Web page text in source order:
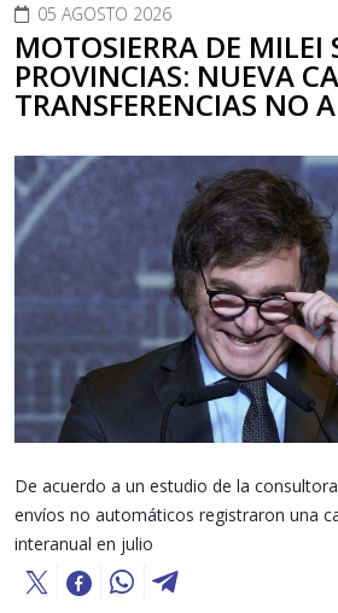
05 AGOSTO 2026
MOTOSIERRA DE MILEI
PROVINCIAS: NUEVA
TRANSFERENCIAS NO
De acuerdo a un estudio de la
envíos no automáticos registraron una
interanual en julio